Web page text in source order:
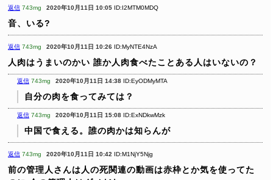
返信 743mg 2020年10月11日 10:05 ID:I2MTM0MDQ
音、いる?
返信 743mg 2020年10月11日 10:26 ID:MyNTE4NzA
人肉はうまいのかい 誰か人肉食べたことある人はいないの？
返信 743mg 2020年10月11日 14:38 ID:EyODMyMTA
自分の肉を食ってみては？
返信 743mg 2020年10月11日 15:08 ID:ExNDkwMzk
中国で食える。誰の肉かは知らんが
返信 743mg 2020年10月11日 10:42 ID:M1NjY5Njg
前の管理人さんは人の死関連の動画は赤枠とか気を使ってた